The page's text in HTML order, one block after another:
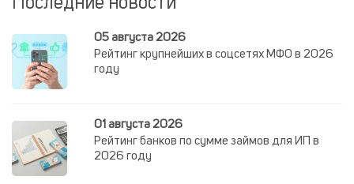
Последние новости
05 августа 2026
Рейтинг крупнейших в соцсетях МФО в 2026
году
01 августа 2026
Рейтинг банков по сумме займов для ИП в
2026 году